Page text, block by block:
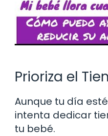
Prioriza el
Aunque tu día
intenta dedicar
tu bebé.